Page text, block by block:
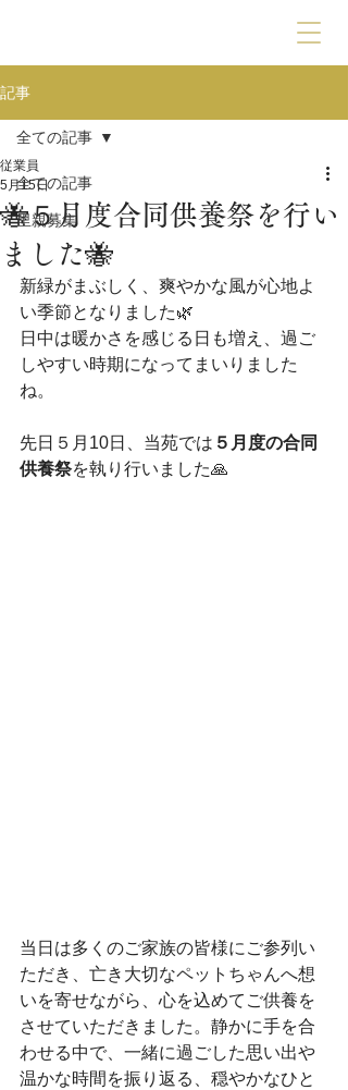
記事
全ての記事
里親募集
全ての記事
🐝５月度合同供養祭を行い
ました🐝
従業員
5月15日
新緑がまぶしく、爽やかな風が心地よ
い季節となりました🌿
日中は暖かさを感じる日も増え、過ご
しやすい時期になってまいりました
ね。
先日５月10日、当苑では ５月度の合同
供養祭を執り行いました🙏
当日は多くのご家族の皆様にご参列い
ただき、亡き大切なペットちゃんへ想
いを寄せながら、心を込めてご供養を
させていただきました。静かに手を合
わせる中で、一緒に過ごした思い出や
温かな時間を振り返る、穏やかなひと